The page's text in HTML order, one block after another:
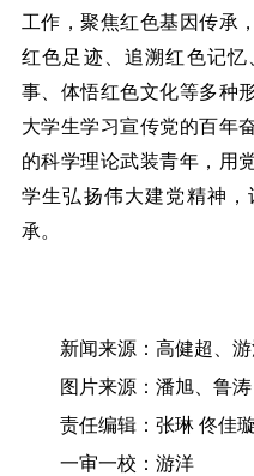
工作，聚焦红色基因传承
红色足迹、追溯红色记
事、体悟红色文化等多种
大学生学习宣传党的百年
的科学理论武装青年，用
学生弘扬伟大建党精神
承。
新闻来源：高健超、
图片来源：潘旭、鲁涛
责任编辑：张琳 佟佳璇
一审一校：游洋